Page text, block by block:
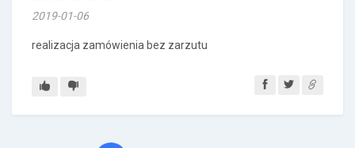
2019-01-06
realizacja zamówienia bez zarzutu